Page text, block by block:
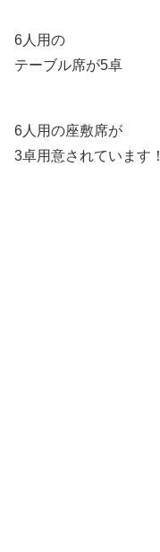
6人用の
テーブル席が5卓
6人用の座敷席が
3卓用意されています！